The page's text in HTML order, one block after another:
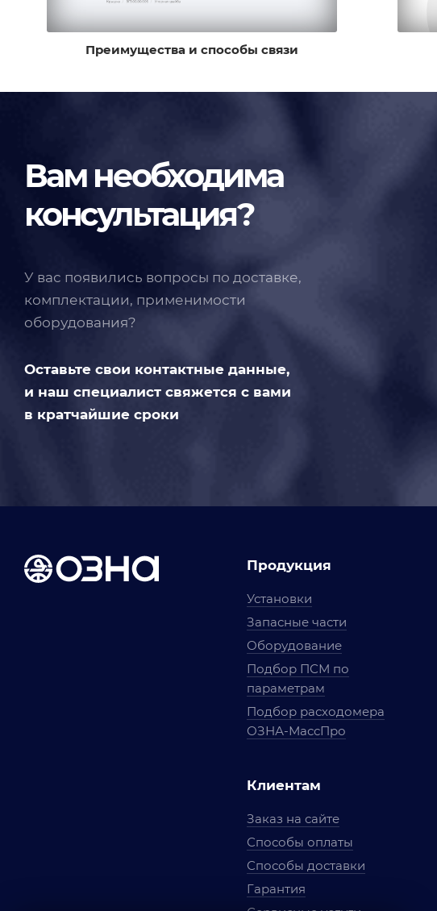
Преимущества и способы связи
Вам необходима
консультация?
У вас появились вопросы по доставке,
комплектации, применимости
оборудования?
Оставьте свои контактные данные,
и наш специалист свяжется с вами
в кратчайшие сроки
Продукция
Установки
Запасные части
Оборудование
Подбор ПСМ по
параметрам
Подбор расходомера
ОЗНА-МассПро
Клиентам
Заказ на сайте
Способы оплаты
Способы доставки
Гарантия